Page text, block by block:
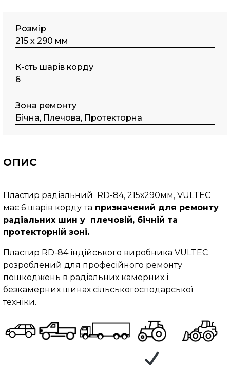
Розмір
215 х 290 мм
К-сть шарів корду
6
Зона ремонту
Бічна, Плечова, Протекторна
ОПИС
Пластир радіальний RD-84, 215х290мм, VULTEC
має 6 шарів корду та призначений для ремонту
радіальних шин у плечовій, бічній та
протекторній зоні.
Пластир RD-84 індійського виробника VULTEC
розроблений для професійного ремонту
пошкоджень в радіальних камерних і
безкамерних шинах сільськогосподарської
техніки.